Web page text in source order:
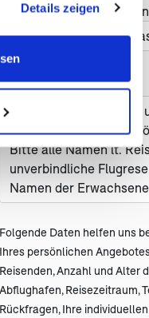
weiterhin nutzen.
Details zeigen
Haben Sie
Nachricht *
Folgende Daten helfen uns
Ihres persönlichen
Reisenden, Anzahl und Alter
Abflughafen, Reisezeitraum,
Rückfragen, Ihre